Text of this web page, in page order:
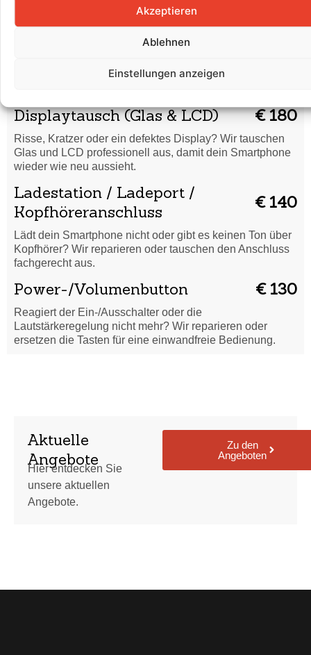
Akzeptieren
Ablehnen
Einstellungen anzeigen
Code vergessen /
€ 45
Smartphone startet nicht richtig? Wir setzen es sicher
Displaytausch (Glas & LCD) € 180
Risse, Kratzer oder ein defektes Display? Wir tauschen
Glas und LCD professionell aus, damit dein Smartphone
wieder wie neu aussieht.
Ladestation / Ladeport /
Kopfhöreranschluss
€ 140
Lädt dein Smartphone nicht oder gibt es keinen Ton über
Kopfhörer? Wir reparieren oder tauschen den Anschluss
fachgerecht aus.
Power-/Volumenbutton € 130
Reagiert der Ein-/Ausschalter oder die
Lautstärkeregelung nicht mehr? Wir reparieren oder
ersetzen die Tasten für eine einwandfreie Bedienung.
Aktuelle
Angebote
Hier entdecken Sie
unsere aktuellen
Angebote.
Zu den
Angeboten